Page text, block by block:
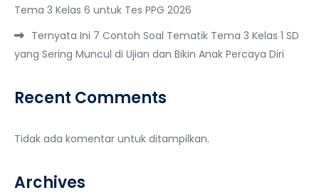
Tema 3 Kelas 6 untuk Tes PPG 2026
Ternyata Ini 7 Contoh Soal Tematik Tema 3 Kelas 1 SD
yang Sering Muncul di Ujian dan Bikin Anak Percaya Diri
Recent Comments
Tidak ada komentar untuk ditampilkan.
Archives